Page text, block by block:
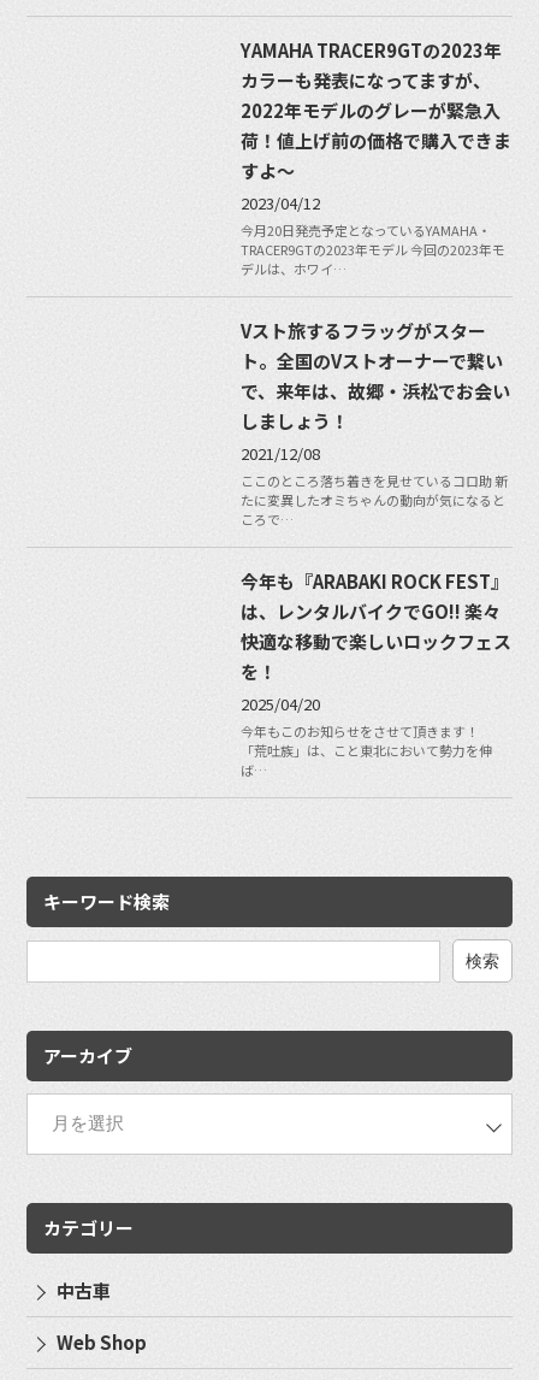
YAMAHA TRACER9GTの2023年
カラーも発表になってますが、
2022年モデルのグレーが緊急入
荷！値上げ前の価格で購入できま
すよ〜
2023/04/12
今月20日発売予定となっているYAMAHA・
TRACER9GTの2023年モデル 今回の2023年モ
デルは、ホワイ…
Vスト旅するフラッグがスター
ト。全国のVストオーナーで繋い
で、来年は、故郷・浜松でお会い
しましょう！
2021/12/08
ここのところ落ち着きを見せているコロ助 新
たに変異したオミちゃんの動向が気になると
ころで…
今年も『ARABAKI ROCK FEST』
は、レンタルバイクでGO!! 楽々
快適な移動で楽しいロックフェス
を！
2025/04/20
今年もこのお知らせをさせて頂きます！
「荒吐族」は、こと東北において勢力を伸
ば…
キーワード検索
アーカイブ
カテゴリー
中古車
Web Shop